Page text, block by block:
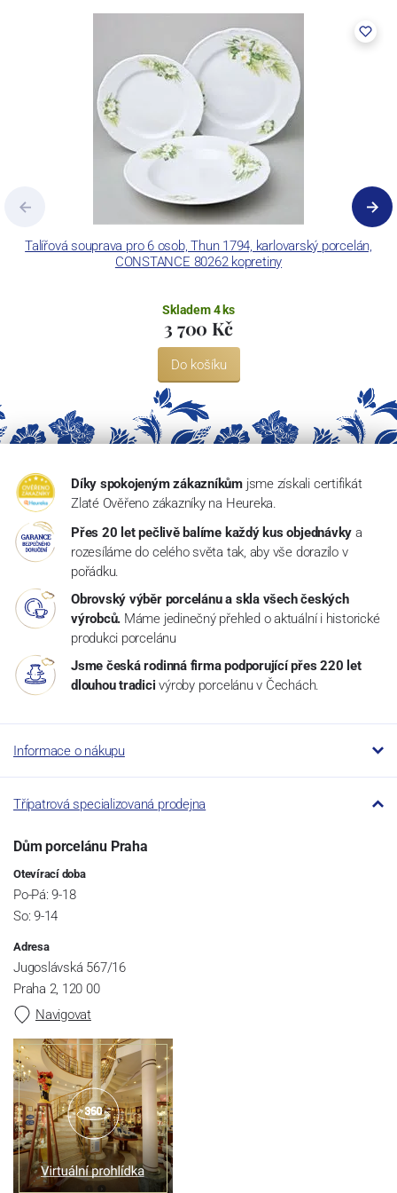
pecemi a vtavnou dekorační pecí. Závod je schopen dekorovat své
výrobky pomocí klasických dekoračních technik.
Concordia Lesov používá ochrannou známku LC a Thun Hotel &
Talířová souprava pro 6 osob, Thun 1794, karlovarský porcelán,
CONSTANCE 80262 kopretiny
Skladem 4 ks
3 700 Kč
Do košíku
Díky spokojeným zákazníkům jsme získali certifikát
Zlaté Ověřeno zákazníky na Heureka.
Přes 20 let pečlivě balíme každý kus objednávky a
rozesíláme do celého světa tak, aby vše dorazilo v
pořádku.
Obrovský výběr porcelánu a skla všech českých
výrobců. Máme jedinečný přehled o aktuální i historické
produkci porcelánu
Jsme česká rodinná firma podporující přes 220 let
dlouhou tradici výroby porcelánu v Čechách.
Informace o nákupu
Třípatrová specializovaná prodejna
Dům porcelánu Praha
Otevírací doba
Po-Pá: 9-18
So: 9-14
Adresa
Jugoslávská 567/16
Praha 2, 120 00
Navigovat